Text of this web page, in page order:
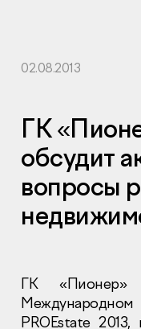
02.08.2013
ГК
обсудит
вопросы
ГК
PROEstate